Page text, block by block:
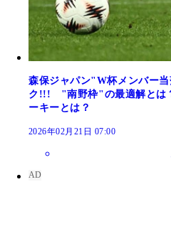
森保ジャパン"W杯メンバー
ク!!! "南野枠"の最適解とは
ーキーとは？
2026年02月21日 07:00